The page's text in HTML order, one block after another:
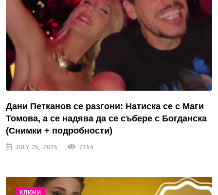
Дани Петканов се разгони: Натиска се с Маги
Томова, а се надява да се събере с Богданска
(Снимки + подробности)
JULY 25, 2026 7266
КЛЮКИ